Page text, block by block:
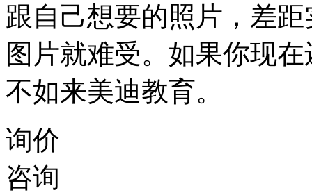
跟自己想要的照片，差
图片就难受。如果你现
不如来美迪教育。
询价
咨询